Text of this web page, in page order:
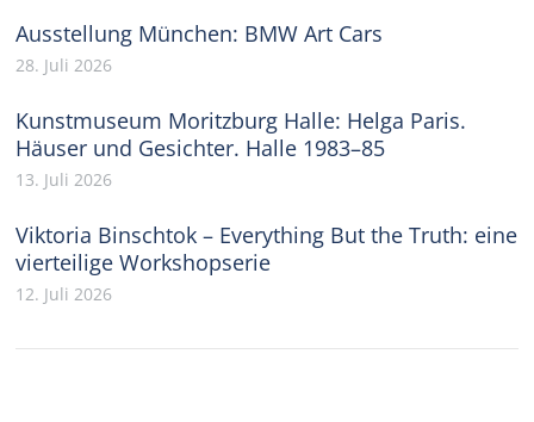
Ausstellung München: BMW Art Cars
28. Juli 2026
Kunstmuseum Moritzburg Halle: Helga Paris.
Häuser und Gesichter. Halle 1983–85
13. Juli 2026
Viktoria Binschtok – Everything But the Truth: eine
vierteilige Workshopserie
12. Juli 2026